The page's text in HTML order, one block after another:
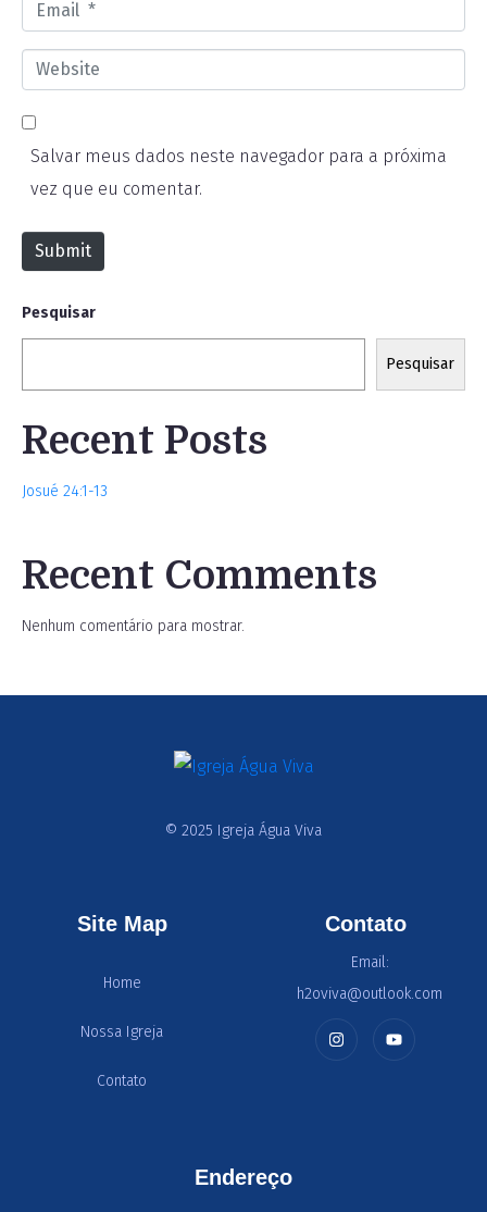
e
m
l
e
b
t
Salvar meus dados neste navegador para a próxima
vez que eu comentar.
Submit
Pesquisar
Pesquisar
Recent Posts
Josué 24:1-13
Recent Comments
Nenhum comentário para mostrar.
© 2025 Igreja Água Viva
Site Map
Home
Nossa Igreja
Contato
Contato
Email:
h2oviva@outlook.com
Endereço